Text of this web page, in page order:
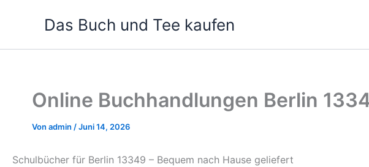
Das Buch und Tee kaufen
Online Buchhandlungen Berlin
Von admin /Juni 14, 2026
Schulbücher für Berlin 13349 – Bequem nach Hause geliefert